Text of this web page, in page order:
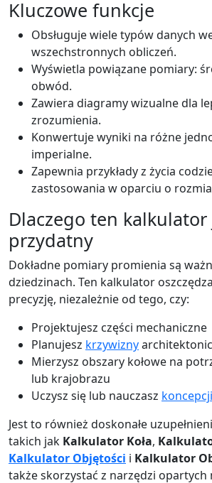
Kluczowe funkcje
Obsługuje wiele typów danych
wszechstronnych obliczeń.
Wyświetla powiązane pomiary:
obwód.
Zawiera diagramy wizualne dla
zrozumienia.
Konwertuje wyniki na różne
imperialne.
Zapewnia przykłady z życia
zastosowania w oparciu o
Dlaczego ten
przydatny
Dokładne pomiary promienia są
dziedzinach. Ten kalkulator
precyzję, niezależnie od tego, czy:
Projektujesz części mechaniczne
Planujesz krzywizny
Mierzysz obszary kołowe na
lub krajobrazu
Uczysz się lub nauczasz koncepcji
Jest to również doskonałe
takich jak Kalkulator Koła,
Kalkulator Objętości i Kalkulator
także skorzystać z narzędzi opartych